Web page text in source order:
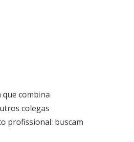
que combina
colegas
profissional: buscam